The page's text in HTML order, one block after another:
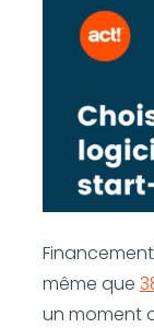
même que
un moment